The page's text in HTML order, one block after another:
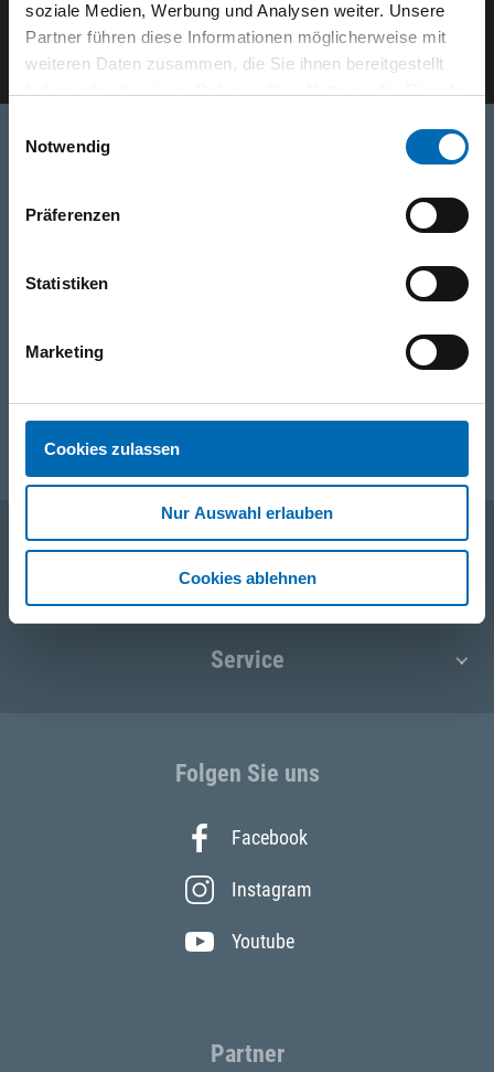
soziale Medien, Werbung und Analysen weiter. Unsere
Partner führen diese Informationen möglicherweise mit
weiteren Daten zusammen, die Sie ihnen bereitgestellt
Notwendig
Präferenzen
Statistiken
Marketing
Cookies zulassen
Nur Auswahl erlauben
Cookies ablehnen
E-Mail eingeben
+49 871 973 899
post@seefelder.net
Unternehmen
Service
Folgen Sie uns
Facebook
Instagram
Youtube
Partner